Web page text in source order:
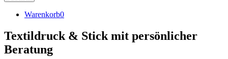
Warenkorb0
Textildruck & Stickmit persönlicher
Beratung